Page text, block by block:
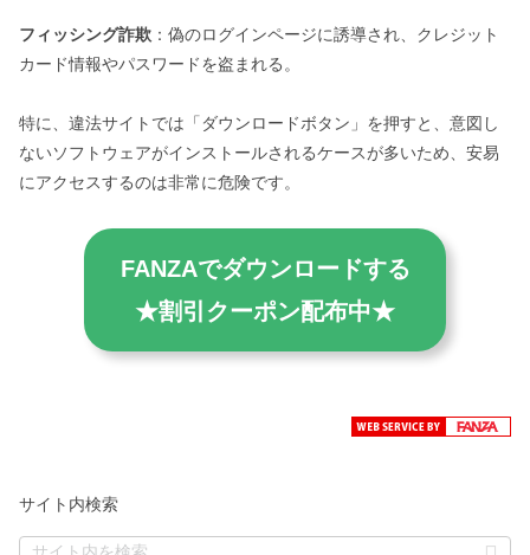
フィッシング詐欺 ：偽のログインページに誘導され、クレジット
カード情報やパスワードを盗まれる。
特に、違法サイトでは「ダウンロードボタン」を押すと、意図し
ないソフトウェアがインストールされるケースが多いため、安易
にアクセスするのは非常に危険です。
FANZAでダウンロードする
★割引クーポン配布中★
サイト内検索